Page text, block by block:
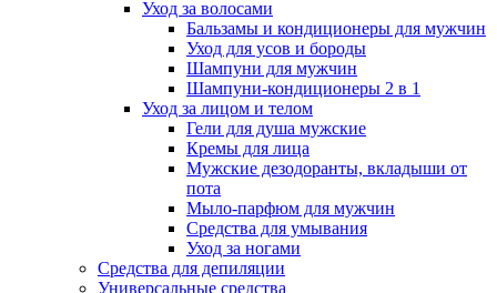
Уход за волосами
Бальзамы и кондиционеры для мужчин
Уход для усов и бороды
Шампуни для мужчин
Шампуни-кондиционеры 2 в 1
Уход за лицом и телом
Гели для душа мужские
Кремы для лица
Мужские дезодоранты, вкладыши от
пота
Мыло-парфюм для мужчин
Средства для умывания
Уход за ногами
Средства для депиляции
Универсальные средства